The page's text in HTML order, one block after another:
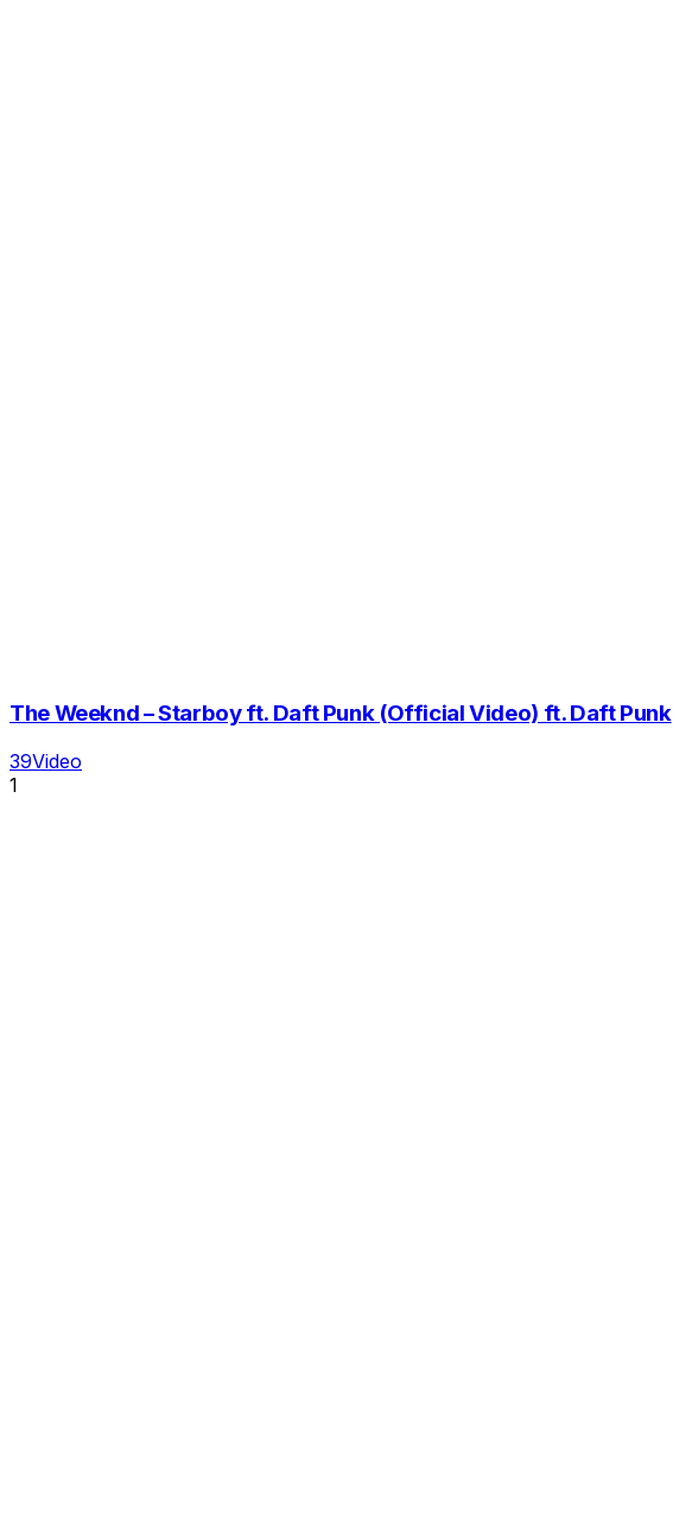
The Weeknd – Starboy ft. Daft Punk (Official Video) ft. Daft Punk
39Video
1